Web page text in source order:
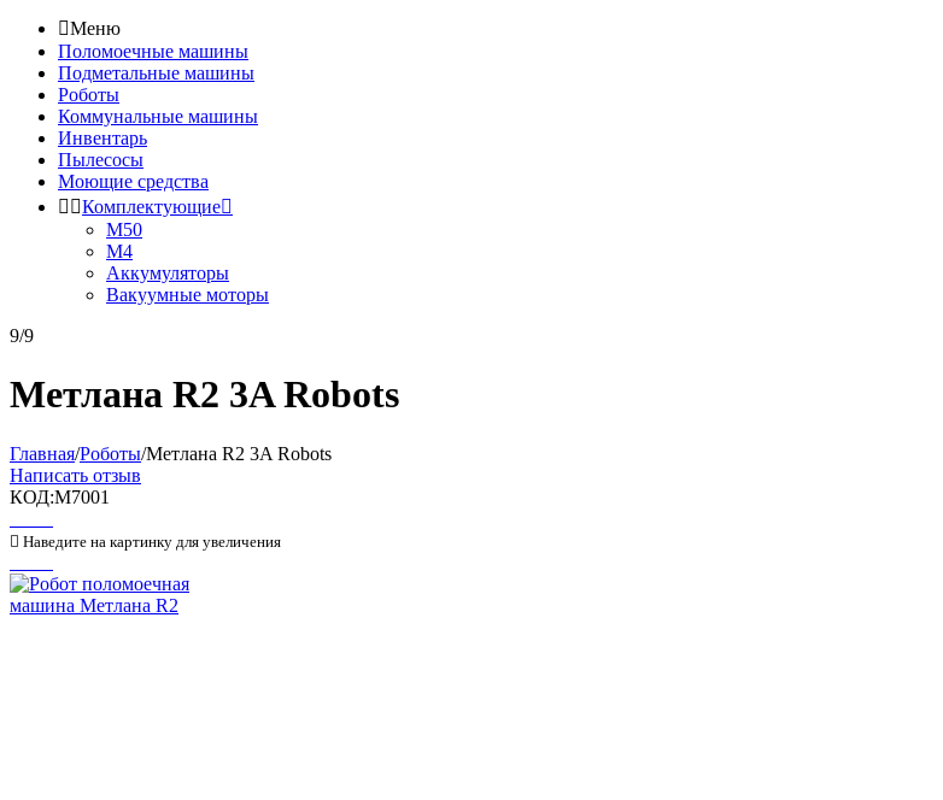
Меню
Поломоечные машины
Подметальные машины
Роботы
Коммунальные машины
Инвентарь
Пылесосы
Моющие средства
 Комплектующие
М50
М4
Аккумуляторы
Вакуумные моторы
9/9
Метлана R2 3A Robots
Главная/Роботы/Метлана R2 3A Robots
Написать отзыв
КОД:M7001
 Наведите на картинку для увеличения